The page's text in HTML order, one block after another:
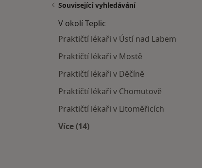
Související vyhledávání
V okolí Teplic
Praktičtí lékaři v Ústí nad Labem
Praktičtí lékaři v Mostě
Praktičtí lékaři v Děčíně
Praktičtí lékaři v Chomutově
Praktičtí lékaři v Litoměřicích
Více (14)